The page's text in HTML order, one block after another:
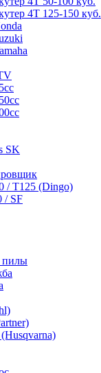
4Т 125-150 куб.
SK
/ T125 (Dingo)
/ SF
пилы